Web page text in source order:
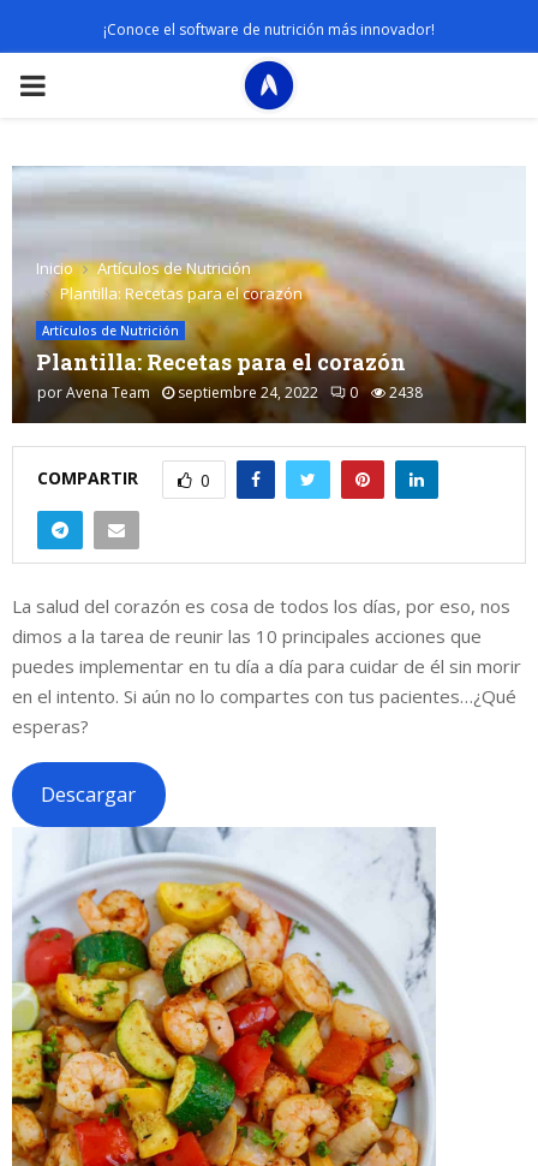
¡Conoce el software de nutrición más innovador!
PRIMARY
Inicio
Artículos de Nutrición
Plantilla: Recetas para el corazón
Artículos de Nutrición
Plantilla: Recetas para el corazón
porAvena Team septiembre 24, 2022 0 2438
COMPARTIR 0
La salud del corazón es cosa de todos los días, por eso, nos
dimos a la tarea de reunir las 10 principales acciones que
puedes implementar en tu día a día para cuidar de él sin morir
en el intento. Si aún no lo compartes con tus pacientes…¿Qué
esperas?
Descargar